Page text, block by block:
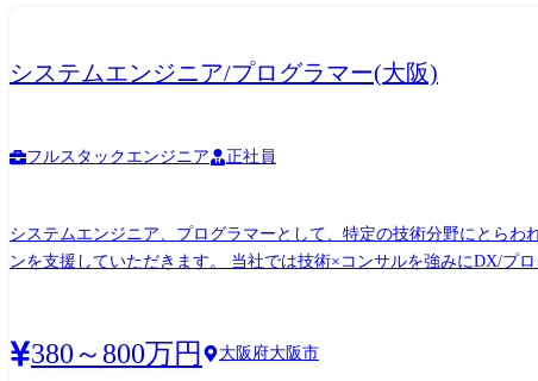
システムエンジニア/プログラマー(大阪)
フルスタックエンジニア 正社員
システムエンジニア、プログラマーとして、特定の技術分野にとら
ンを支援していただきます。 当社では技術×コンサルを強みにDX/プロダクト・サービス開発/SaaS開発案件を、直接大手企業やスタートアップ系企業から多くご相談いただいており、顧
して主要なポジションを当社で対応しており、製品開発の方針や戦
リケーションに関わる部分や、アーキテクチャやAWS/Azure等のインフラに関
380～800万円 大阪府大阪市